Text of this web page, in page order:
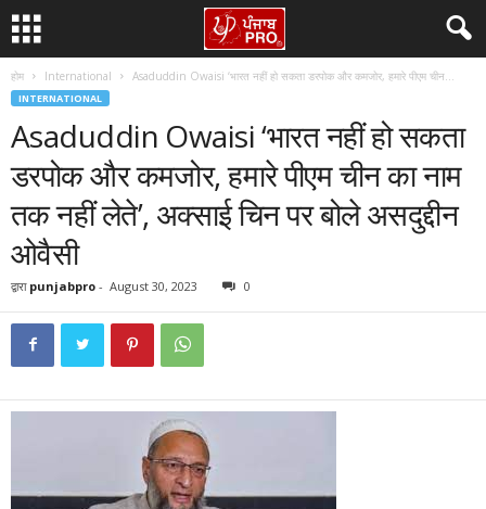
होम International Asaduddin Owaisi ‘भारत नहीं हो सकता डरपोक और कमजोर, हमारे पीएम चीन...
INTERNATIONAL
Asaduddin Owaisi ‘भारत नहीं हो सकता
डरपोक और कमजोर, हमारे पीएम चीन का नाम
तक नहीं लेते’, अक्साई चिन पर बोले असदुद्दीन
ओवैसी
द्वारा punjabpro - August 30, 2023 0